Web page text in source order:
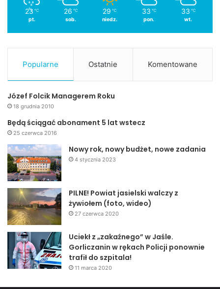
23 ℃
pt.
26 ℃
sob.
29 ℃
niedz.
33 ℃
pon.
33 ℃
wt.
Popularne Ostatnie Komentowane
Józef Folcik Managerem Roku
18 grudnia 2010
Będą ściągać abonament 5 lat wstecz
25 czerwca 2016
Nowy rok, nowy budżet, nowe zadania
4 stycznia 2023
PILNE! Powiat jasielski walczy z
żywiołem (foto, wideo)
27 czerwca 2020
Uciekł z „zakaźnego” w Jaśle.
Gorliczanin w rękach Policji ponownie
trafił do szpitala!
11 marca 2020